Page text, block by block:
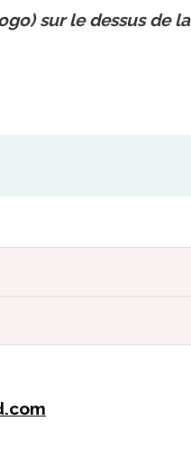
sur le dessus de la